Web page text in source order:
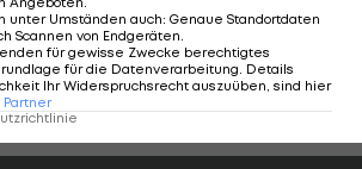
Rassismus-
Torjubel wie
Kaepernick
unter Umständen auch: Genaue Standortdaten
Scannen von Endgeräten.
für gewisse Zwecke berechtigtes
für die Datenverarbeitung. Details
Ihr Widerspruchsrecht auszuüben, sind hier
Partner